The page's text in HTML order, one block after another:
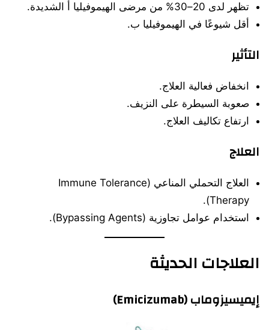
تظهر لدى 20–30% من مرضى الهيموفيليا أ الشديدة.
أقل شيوعًا في الهيموفيليا ب.
التأثير
انخفاض فعالية العلاج.
صعوبة السيطرة على النزيف.
ارتفاع تكاليف العلاج.
العلاج
العلاج التحملي المناعي (Immune Tolerance
Therapy).
استخدام عوامل تجاوزية (Bypassing Agents).
العلاجات الحديثة
إيميسيزوماب (Emicizumab)